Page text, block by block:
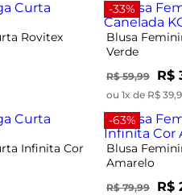
Rovitex
-33%
Blusa
Verde
R$ 59,99 R$
ou 1x de R$
Infinita Cor
-63%
Blusa
Amarelo
R$ 79,99 R$